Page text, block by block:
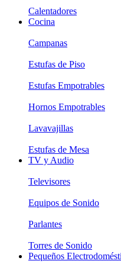
Calentadores
Cocina
Campanas
Estufas de Piso
Estufas Empotrables
Hornos Empotrables
Lavavajillas
Estufas de Mesa
TV y Audio
Televisores
Equipos de Sonido
Parlantes
Torres de Sonido
Pequeños